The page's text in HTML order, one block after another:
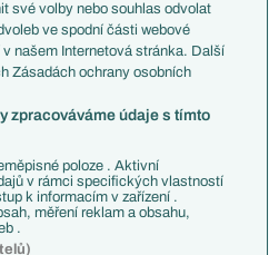
Zápasy
Livescore
Tipovací soutěž
své volby nebo souhlas odvolat
ve spodní části webové
našem Internetová stránka. Další
Zásadách ochrany osobních
zpracováváme údaje s tímto
poloze . Aktivní
v rámci specifických vlastností
k informacím v zařízení .
měření reklam a obsahu,
.